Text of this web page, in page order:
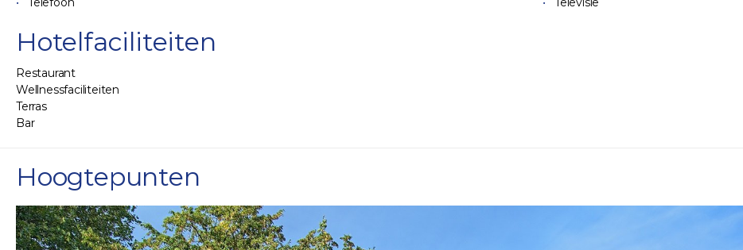
Hotelfaciliteiten
Restaurant
Wellnessfaciliteiten
Terras
Bar
Hoogtepunten